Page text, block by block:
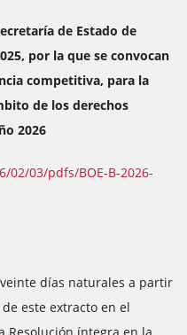
de Estado de
por la que se convocan
competitiva, para la
de los derechos
2026
02/03/pdfs/BOE-B-2026-
días naturales a partir
este extracto en el